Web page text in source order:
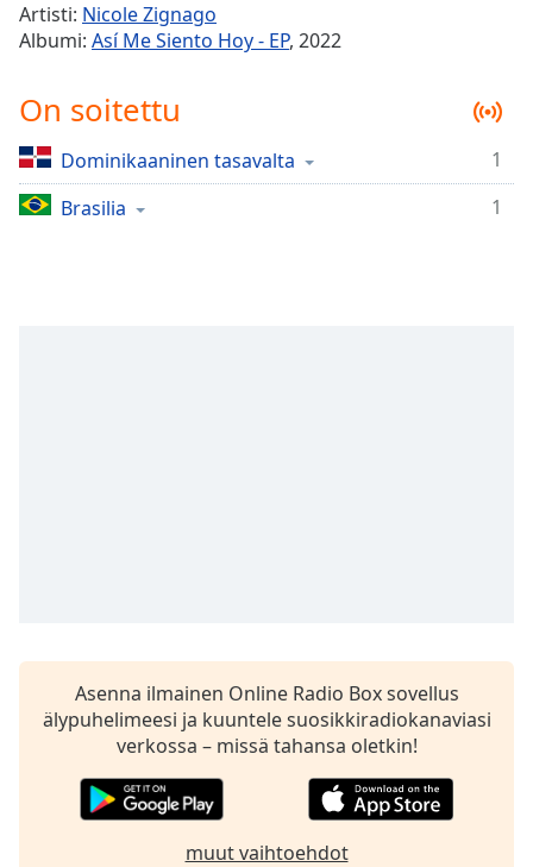
behind
liveLIVE
Remaining
1x
Playback
Rate
dialog
subtitles
off,
selected
Artisti: Nicole Zignago
Albumi: Así Me Siento Hoy - EP, 2022
On soitettu
Dominikaaninen tasavalta
1
Brasilia
1
Asenna ilmainen Online Radio Box sovellus
älypuhelimeesi ja kuuntele suosikkiradiokanaviasi
verkossa – missä tahansa oletkin!
muut vaihtoehdot